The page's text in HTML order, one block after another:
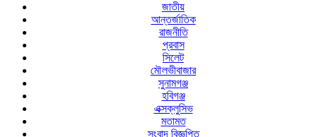
জাতীয়
আন্তর্জাতিক
রাজনীতি
প্রবাস
সিলেট
মৌলভীবাজার
সুনামগঞ্জ
হবিগঞ্জ
এক্সক্লুসিভ
মতামত
সংবাদ বিজ্ঞপ্তি